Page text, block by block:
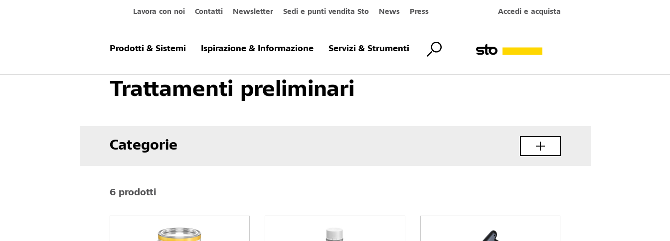
Lavora con noi Contatti Newsletter Sedi e punti vendita Sto News Press Accedi e acquista
Prodotti & Sistemi Ispirazione & Informazione Servizi & Strumenti
Prodotti & Sistemi Smalti, vernici e velature Trattamenti preliminari
Trattamenti preliminari
Categorie
6 prodotti